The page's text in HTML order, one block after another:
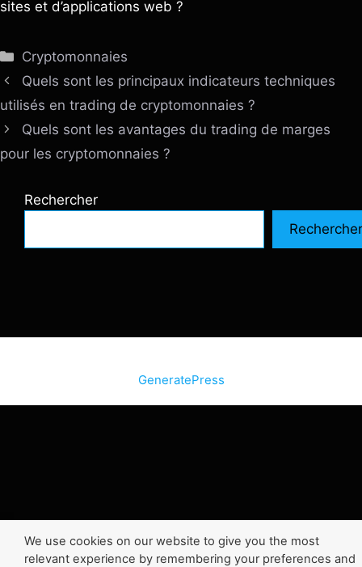
sites et d’applications web ?
Catégories
Cryptomonnaies
Quels sont les principaux indicateurs techniques
utilisés en trading de cryptomonnaies ?
Quels sont les avantages du trading de marges
pour les cryptomonnaies ?
Rechercher
Rechercher
GeneratePress
We use cookies on our website to give you the most
relevant experience by remembering your preferences and